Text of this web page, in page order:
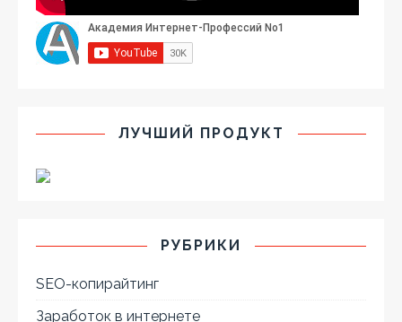
ЛУЧШИЙ ПРОДУКТ
РУБРИКИ
SEO-копирайтинг
Заработок в интернете